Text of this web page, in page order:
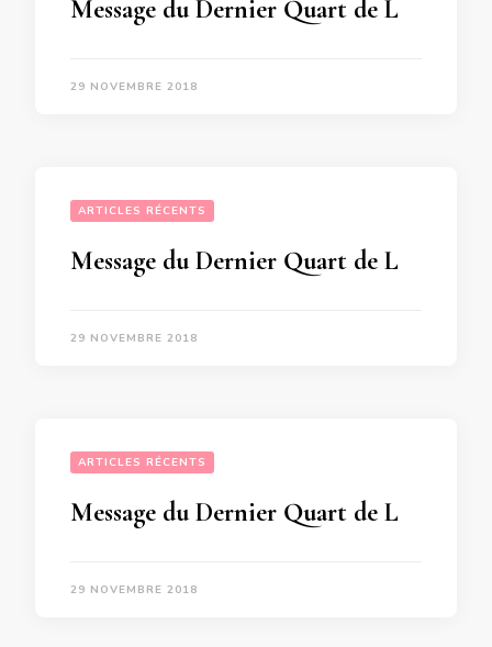
29 NOVEMBRE 2018
ARTICLES RÉCENTS
29 NOVEMBRE 2018
ARTICLES RÉCENTS
29 NOVEMBRE 2018